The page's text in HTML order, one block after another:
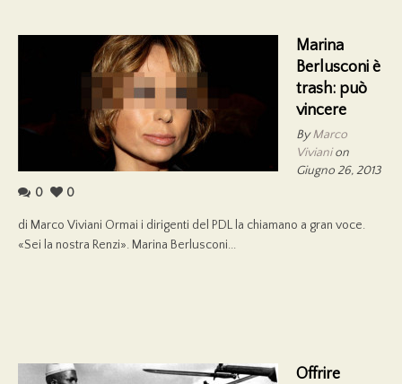
Marina
Berlusconi è
trash: può
vincere
ByMarco
Vivianion
Giugno 26, 2013
0
0
di Marco Viviani Ormai i dirigenti del PDL la chiamano a gran voce.
«Sei la nostra Renzi». Marina Berlusconi...
Offrire